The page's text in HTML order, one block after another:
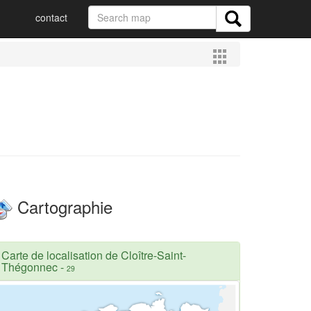
contact
Cartographie
Carte de localisation de Cloître-Saint-
Thégonnec- 29